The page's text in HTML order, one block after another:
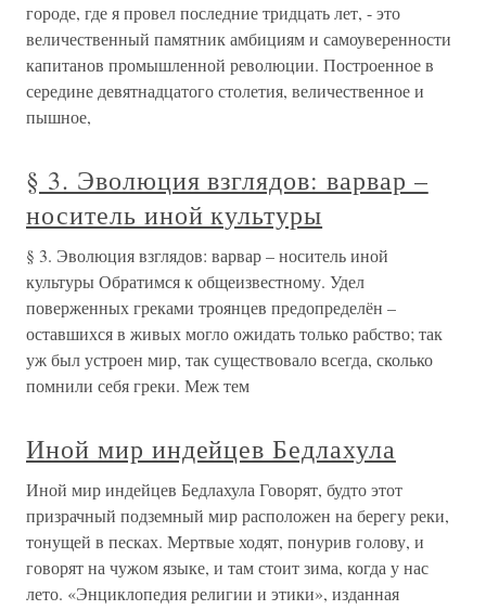
городе, где я провел последние тридцать лет, - это
величественный памятник амбициям и самоуверенности
капитанов промышленной революции. Построенное в
середине девятнадцатого столетия, величественное и
пышное,
§ 3. Эволюция взглядов: варвар –
носитель иной культуры
§ 3. Эволюция взглядов: варвар – носитель иной
культуры Обратимся к общеизвестному. Удел
поверженных греками троянцев предопределён –
оставшихся в живых могло ожидать только рабство; так
уж был устроен мир, так существовало всегда, сколько
помнили себя греки. Меж тем
Иной мир индейцев Бедлахула
Иной мир индейцев Бедлахула Говорят, будто этот
призрачный подземный мир расположен на берегу реки,
тонущей в песках. Мертвые ходят, понурив голову, и
говорят на чужом языке, и там стоит зима, когда у нас
лето. «Энциклопедия религии и этики», изданная